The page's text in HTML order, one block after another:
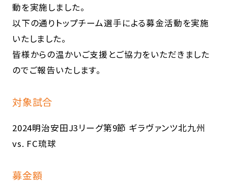
動を実施しました。
以下の通りトップチーム選手による募金活動を実施
いたしました。
皆様からの温かいご支援とご協力をいただきました
のでご報告いたします。
対象試合
2024明治安田J3リーグ第9節 ギラヴァンツ北九州
vs. FC琉球
募金額